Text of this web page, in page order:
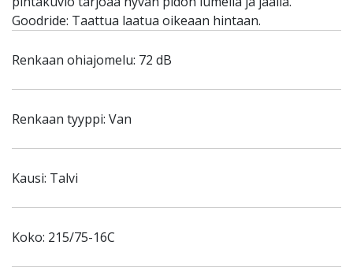
Goodride: Taattua laatua oikeaan hintaan.
Renkaan ohiajomelu: 72 dB
Renkaan tyyppi: Van
Kausi: Talvi
Koko: 215/75-16C